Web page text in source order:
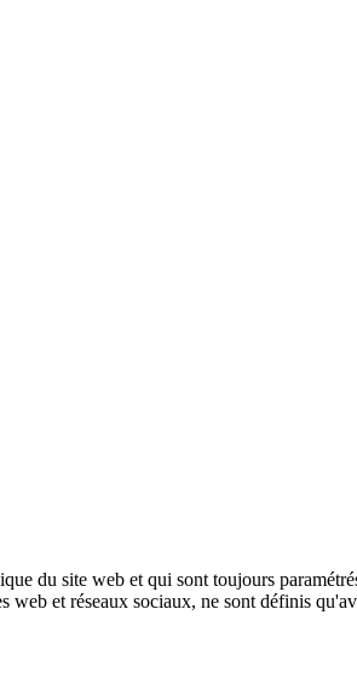
du site web et qui sont toujours
et réseaux sociaux, ne sont définis